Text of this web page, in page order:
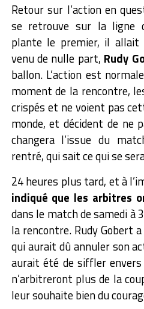
Retour sur l’action en
se retrouve sur la ligne
plante le premier, il
venu de nulle part, Rudy
ballon. L’action est
moment de la rencontre,
crispés et ne voient pas
monde, et décident de ne
changera l’issue du
rentré, qui sait ce qui se
24 heures plus tard, et à
indiqué que les arbitres
dans le match de samedi à
la rencontre. Rudy Gobert
qui aurait dû annuler son
aurait été de siffler
n’arbitreront plus de la
leur souhaite bien du